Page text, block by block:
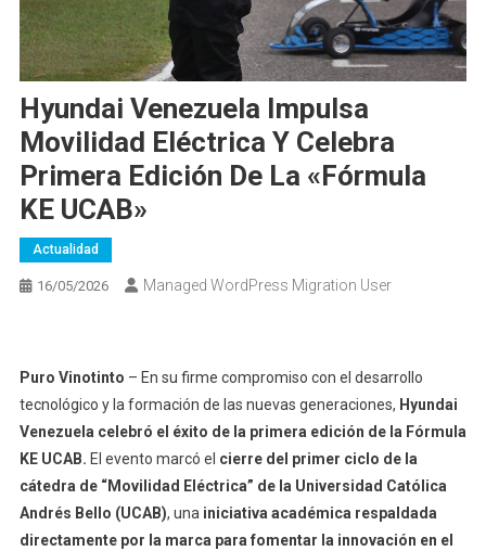
Hyundai Venezuela Impulsa
Movilidad Eléctrica Y Celebra
Primera Edición De La «Fórmula
KE UCAB»
Actualidad
16/05/2026 Managed WordPress Migration User
Puro Vinotinto – En su firme compromiso con el desarrollo
tecnológico y la formación de las nuevas generaciones, Hyundai
Venezuela celebró el éxito de la primera edición de la Fórmula
KE UCAB. El evento marcó el cierre del primer ciclo de la
cátedra de “Movilidad Eléctrica” de la Universidad Católica
Andrés Bello (UCAB), una iniciativa académica respaldada
directamente por la marca para fomentar la innovación en el